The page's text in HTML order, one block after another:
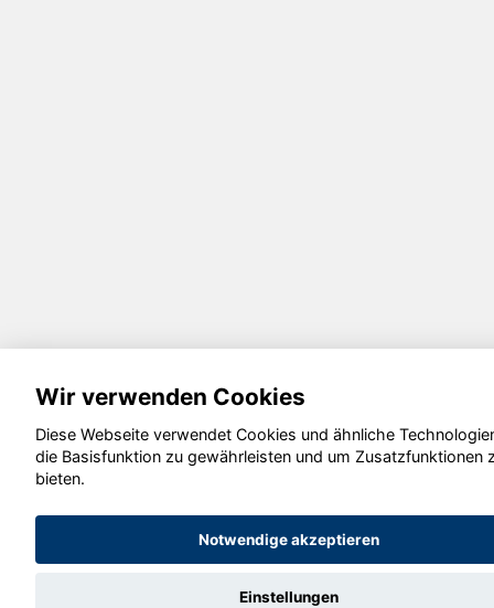
Wir verwenden Cookies
Diese Webseite verwendet Cookies und ähnliche
die Basisfunktion zu gewährleisten und um Zusatzfunktionen
bieten.
Notwendige akzeptieren
Einstellungen